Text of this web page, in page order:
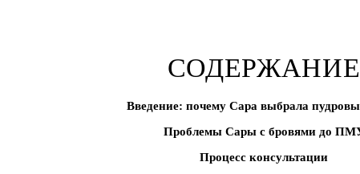
СОДЕРЖАНИЕ
Введение: почему Сара выбрала
Проблемы Сары с бровями до
Процесс консультации